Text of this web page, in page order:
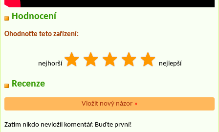
Hodnocení
Ohodnoťte teto zařízení:
nejhorší nejlepší
Recenze
Vložit nový názor »
Zatím nikdo nevložil komentář. Buďte první!